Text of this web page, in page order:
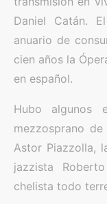
Daniel Catán.
anuario de
cien años la
en español.
Hubo algunos
mezzosprano
Astor Piazzolla,
jazzista
chelista todo